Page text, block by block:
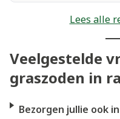
Lees alle
Veelgestelde
graszoden in
Bezorgen jullie ook